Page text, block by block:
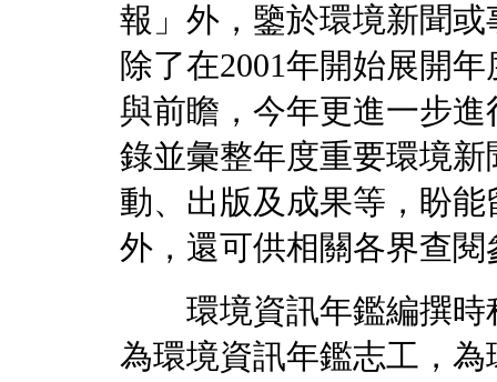
報」外，鑒於環境新聞
除了在2001年開始展開
與前瞻，今年更進一步
錄並彙整年度重要環境
動、出版及成果等，盼
外，還可供相關各界查閱
環境資訊年鑑編撰時
為環境資訊年鑑志工，